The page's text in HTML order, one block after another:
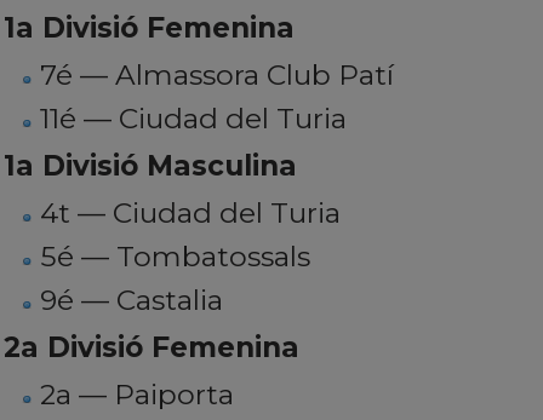
1a Divisió Femenina
7é — Almassora Club Patí
11é — Ciudad del Turia
1a Divisió Masculina
4t — Ciudad del Turia
5é — Tombatossals
9é — Castalia
2a Divisió Femenina
2a — Paiporta